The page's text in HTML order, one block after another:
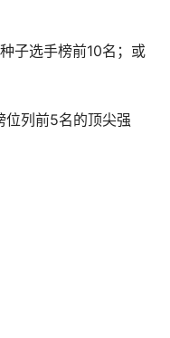
子选手榜前10名；或
位列前5名的顶尖强